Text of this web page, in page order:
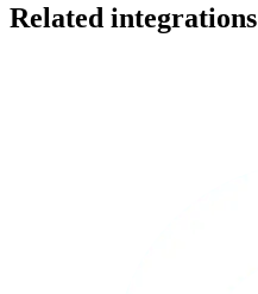
Related integrations